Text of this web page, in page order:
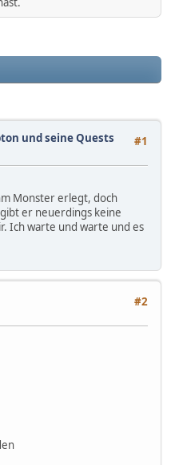
#1
und seine Quests
Monster erlegt, doch
er neuerdings keine
Ich warte und warte und es
#2